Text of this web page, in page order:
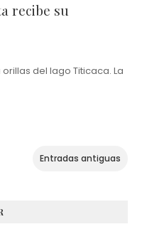
recibe su
del lago Titicaca. La
Entradas antiguas